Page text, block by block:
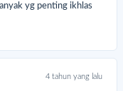
yg penting ikhlas
4 tahun yang lalu